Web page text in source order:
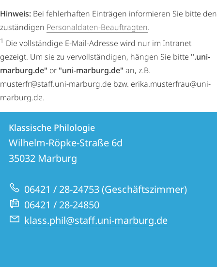
Hinweis: Bei fehlerhaften Einträgen informieren Sie bitte den
zuständigen Personaldaten-Beauftragten.
1 Die vollständige E-Mail-Adresse wird nur im Intranet
gezeigt. Um sie zu vervollständigen, hängen Sie bitte ".uni-
marburg.de" or "uni-marburg.de" an, z.B.
musterfr@staff.uni-marburg.de bzw. erika.musterfrau@uni-
marburg.de.
Kontakt
und
Informationen
zur
Website
Kontaktinformationen
Klassische
Philologie
Klassische Philologie
Wilhelm-Röpke-Straße 6d
35032 Marburg
06421 / 28-24753 (Geschäftszimmer)
06421 / 28-24850
klass.phil@staff.uni-marburg.de